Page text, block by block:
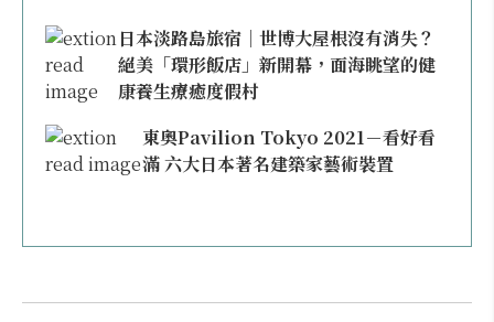
日本淡路島旅宿｜世博大屋根沒有消失？
絕美「環形飯店」新開幕，面海眺望的健
康養生療癒度假村
東奧Pavilion Tokyo 2021－看好看
滿 六大日本著名建築家藝術裝置